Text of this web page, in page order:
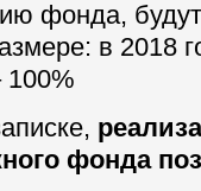
фонда,
в 2018
100%
фонда